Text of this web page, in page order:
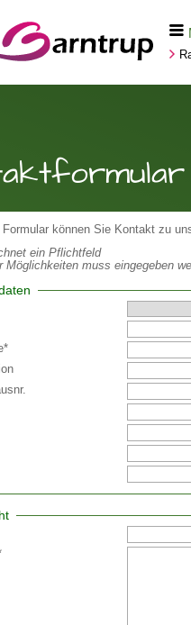
können Sie Kontakt zu
ein Pflichtfeld
Möglichkeiten muss eingegeben
*